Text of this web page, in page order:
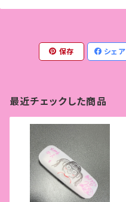
保存 シェア
最近チェックした商品